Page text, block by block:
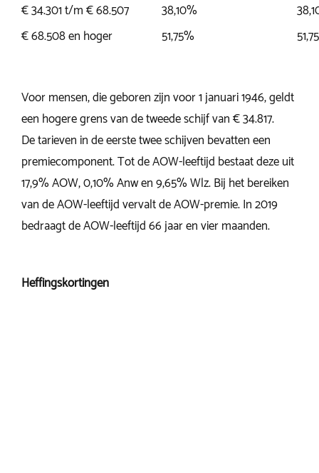
€ 34.301 t/m € 68.507
38,10%
€ 68.508 en hoger
51,75%
Voor mensen, die geboren zijn voor 1 januari 1946, geldt
een hogere grens van de tweede schijf van € 34.817.
De tarieven in de eerste twee schijven bevatten een
premiecomponent. Tot de AOW-leeftijd bestaat deze uit
17,9% AOW, 0,10% Anw en 9,65% Wlz. Bij het bereiken
van de AOW-leeftijd vervalt de AOW-premie. In 2019
bedraagt de AOW-leeftijd 66 jaar en vier maanden.
Heffingskortingen